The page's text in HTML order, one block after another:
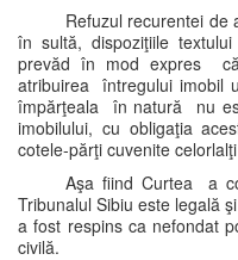
Refuzul recurentei de
în sultă, dispoziţiile
prevăd în mod expres
atribuirea întregului imobil
împărţeala în natură nu
imobilului, cu obligaţia
cotele-părţi cuvenite
Aşa fiind Curtea a
Tribunalul Sibiu este legală
a fost respins ca nefondat
civilă.